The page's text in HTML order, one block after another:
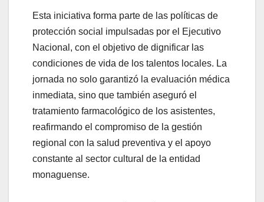
Esta iniciativa forma parte de las políticas de
protección social impulsadas por el Ejecutivo
Nacional, con el objetivo de dignificar las
condiciones de vida de los talentos locales. La
jornada no solo garantizó la evaluación médica
inmediata, sino que también aseguró el
tratamiento farmacológico de los asistentes,
reafirmando el compromiso de la gestión
regional con la salud preventiva y el apoyo
constante al sector cultural de la entidad
monaguense.